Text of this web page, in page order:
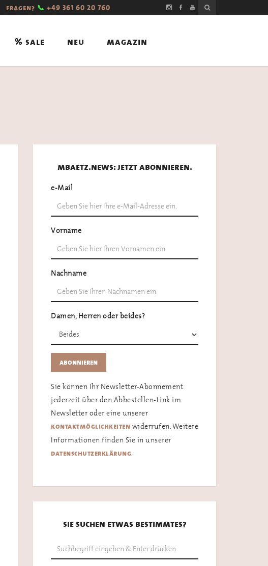
fragen? 📞 +49 361 60 20 760
% sale neu magazin
mbaetz.news: jetzt abonnieren.
e-Mail
Vorname
Nachname
Damen, Herren oder beides?
Sie können Ihr Newsletter-Abonnement
jederzeit über den Abbestellen-Link im
Newsletter oder eine unserer
kontaktmöglichkeiten widerrufen. Weitere
Informationen finden Sie in unserer
datenschutzerklärung.
sie suchen etwas bestimmtes?